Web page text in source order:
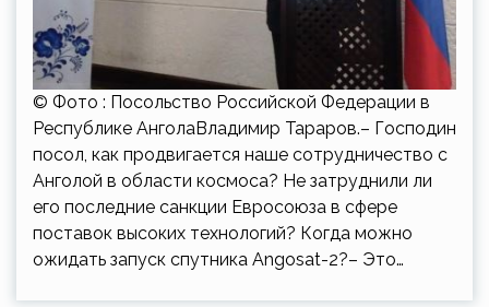
© Фото : Посольство Российской Федерации в
Республике АнголаВладимир Тараров.– Господин
посол, как продвигается наше сотрудничество с
Анголой в области космоса? Не затруднили ли
его последние санкции Евросоюза в сфере
поставок высоких технологий? Когда можно
ожидать запуск спутника Angosat-2?– Это…